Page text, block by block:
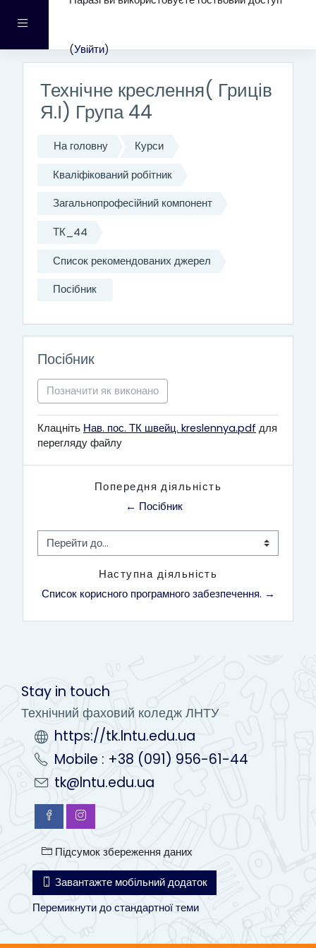
Бокова панель
(Увійти)
Перейти до головного вмісту
Технічне креслення( Гриців
Я.І) Група 44
На головну Курси
Кваліфікований робітник
Загальнопрофесійний компонент
ТК_44
Список рекомендованих джерел
Посібник
Посібник
Позначити як виконано
Клацніть Нав. пос. ТК швейц. kreslennya.pdf для
перегляду файлу
Попередня діяльність
← Посібник
Перейти до...
Наступна діяльність
Список корисного програмного забезпечення. →
Stay in touch
Технічний фаховий коледж ЛНТУ
https://tk.lntu.edu.ua
Mobile : +38 (091) 956-61-44
tk@lntu.edu.ua
Підсумок збереження даних
Завантажте мобільний додаток
Перемикнути до стандартної теми